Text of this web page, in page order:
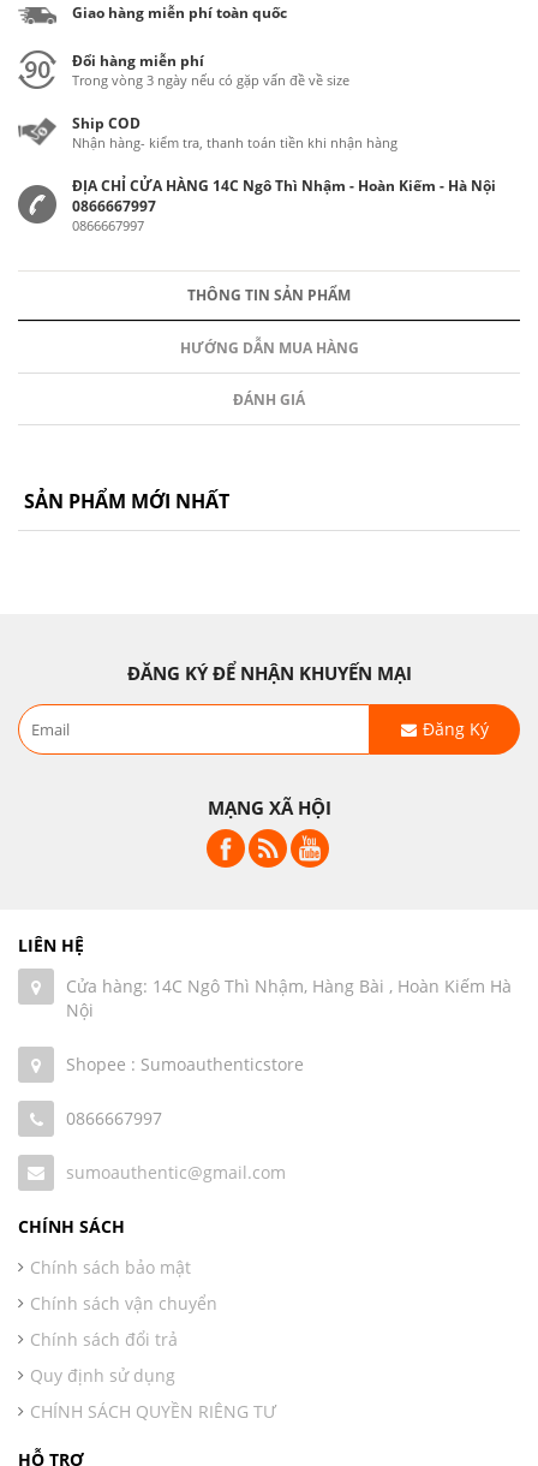
Giao hàng miễn phí toàn quốc
Đổi hàng miễn phí
Trong vòng 3 ngày nếu có gặp vấn đề về size
Ship COD
Nhận hàng- kiểm tra, thanh toán tiền khi nhận hàng
ĐỊA CHỈ CỬA HÀNG 14C Ngô Thì Nhậm - Hoàn Kiếm - Hà Nội
0866667997
0866667997
THÔNG TIN SẢN PHẨM
HƯỚNG DẪN MUA HÀNG
ĐÁNH GIÁ
SẢN PHẨM MỚI NHẤT
ĐĂNG KÝ ĐỂ NHẬN KHUYẾN MẠI
Đăng Ký
MẠNG XÃ HỘI
LIÊN HỆ
Cửa hàng: 14C Ngô Thì Nhậm, Hàng Bài , Hoàn Kiếm Hà
Nội
Shopee : Sumoauthenticstore
0866667997
sumoauthentic@gmail.com
CHÍNH SÁCH
Chính sách bảo mật
Chính sách vận chuyển
Chính sách đổi trả
Quy định sử dụng
CHÍNH SÁCH QUYỀN RIÊNG TƯ
HỖ TRỢ